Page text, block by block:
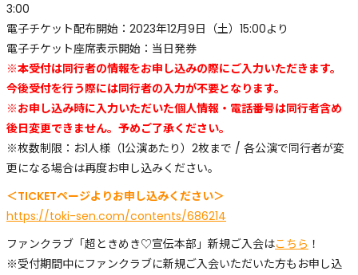
3:00
電子チケット配布開始：2023年12月9日（土）15:00より
電子チケット座席表示開始：当日発券
※本受付は同行者の情報をお申し込みの際にご入力いただきます。
今後受付を行う際には同行者の入力が不要となります。
※お申し込み時に入力いただいた個人情報・電話番号は同行者含め
後日変更できません。予めご了承ください。
※枚数制限：お1人様（1公演あたり）2枚まで / 各公演で同行者が変
更になる場合は再度お申し込みください。
＜TICKETページよりお申し込みください＞
https://toki-sen.com/contents/686214
ファンクラブ「超ときめき♡宣伝本部」新規ご入会はこちら ！
※受付期間中にファンクラブに新規ご入会いただいた方もお申し込